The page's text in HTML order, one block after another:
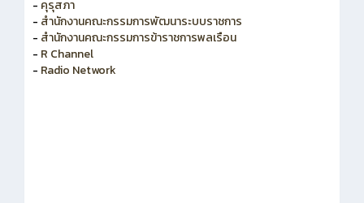
- สำนักงาน ก.ค.ศ.
- คุรุสภา
- สำนักงานคณะกรรมการพัฒนาระบบราชการ
- สำนักงานคณะกรรมการข้าราชการพลเรือน
- R Channel